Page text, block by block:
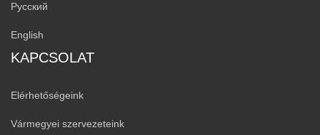
Русский
English
KAPCSOLAT
Elérhetőségeink
Vármegyei szervezeteink